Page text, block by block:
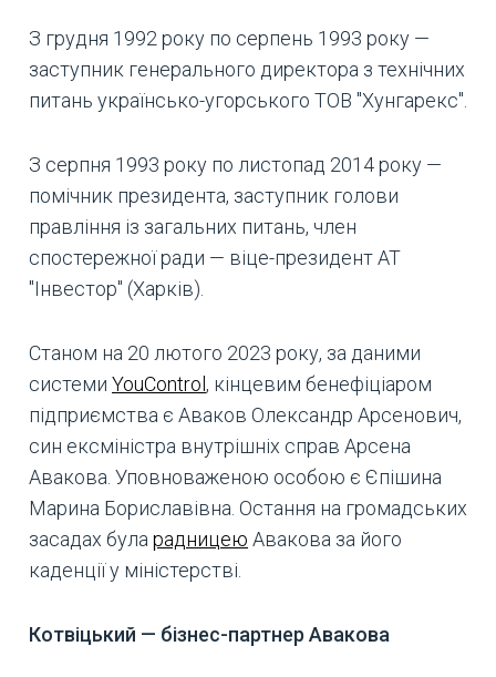
З грудня 1992 року по серпень 1993 року —
заступник генерального директора з технічних
питань українсько-угорського ТОВ "Хунгарекс".
З серпня 1993 року по листопад 2014 року —
помічник президента, заступник голови
правління із загальних питань, член
спостережної ради — віце-президент АТ
"Інвестор" (Харків).
Станом на 20 лютого 2023 року, за даними
системи YouControl , кінцевим бенефіціаром
підприємства є Аваков Олександр Арсенович,
син ексміністра внутрішніх справ Арсена
Авакова. Уповноваженою особою є Єпішина
Марина Бориславівна. Остання на громадських
засадах буларадницею Авакова за його
каденції у міністерстві.
Котвіцький — бізнес-партнер Авакова